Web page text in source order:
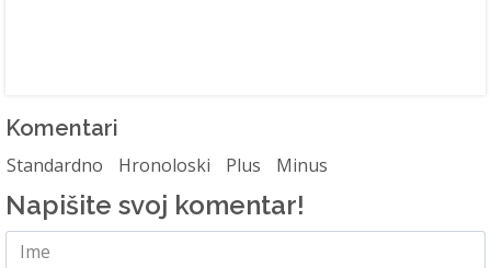
Komentari
Standardno Hronoloski Plus Minus
Napišite svoj komentar!